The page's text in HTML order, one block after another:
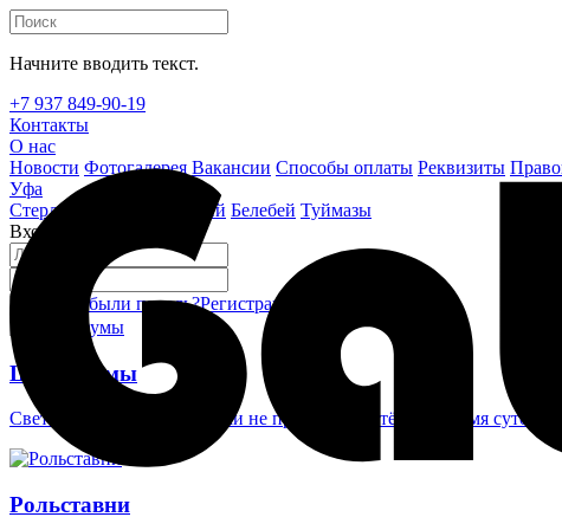
Начните вводить текст.
+7 937 849-90-19
Контакты
О нас
Новости Фотогалерея Вакансии Способы оплаты Реквизиты
Уфа
Стерлитамак
Октябрьский Белебей Туймазы
Вход на сайт
Забыли пароль?Регистрация
Шлагбаумы
Светоотражающие наклейки не проглядеть в тёмное время суток
Рольставни